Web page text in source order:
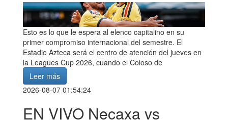
Esto es lo que le espera al elenco capitalino en su
primer compromiso internacional del semestre. El
Estadio Azteca será el centro de atención del jueves en
la Leagues Cup 2026, cuando el Coloso de
Leer más
2026-08-07 01:54:24
EN VIVO Necaxa vs